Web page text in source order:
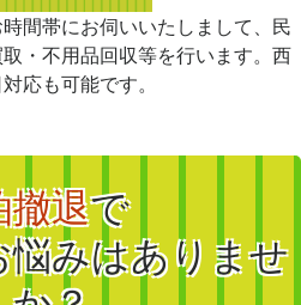
間帯にお伺いいたしまして、民
・不用品回収等を行います。西
応も可能です。
撤退で
みはありませ